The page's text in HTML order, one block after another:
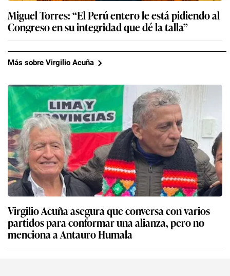
Miguel Torres: “El Perú entero le está pidiendo al
Congreso en su integridad que dé la talla”
Más sobre Virgilio Acuña
Virgilio Acuña asegura que conversa con varios
partidos para conformar una alianza, pero no
menciona a Antauro Humala